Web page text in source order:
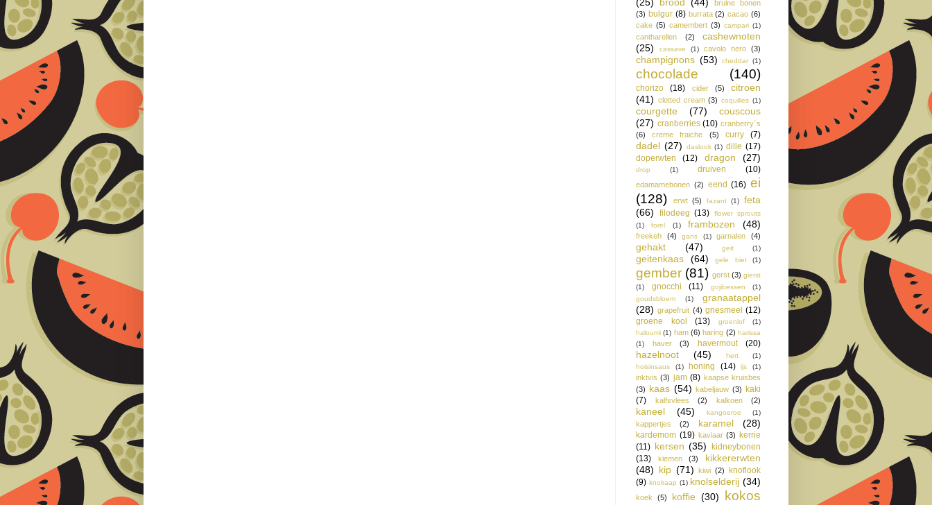
bruine bonen
(3) bulgur (8) burrata (2) cacao (6)
cake (5) camembert (3) campari (1)
cantharellen (2)
cashewnoten
(25)
cassave (1) cavolo nero (3)
champignons (53) cheddar (1)
chocolade (140)
chorizo (18) cider (5)
citroen
(41) clotted cream (3) coquilles (1)
courgette (77)
couscous
(27) cranberries (10) cranberry´s
(6)
creme fraiche (5) curry (7)
dadel (27) daslook (1) dille (17)
doperwten
(12) dragon (27)
drop (1) druiven (10)
edamamebonen (2) eend (16) ei
(128)
erwt (5) fazant (1)
feta
(66)
filodeeg (13)
flower sprouts
(1)
forel (1) frambozen (48)
freekeh (4) gans (1) garnalen (4)
gehakt (47) geit (1)
geitenkaas (64) gele biet (1)
gember (81) gerst (3) gierst
(1)
gnocchi (11) gojibessen
(1)
goudsbloem
(1)
granaatappel
(28) grapefruit (4) griesmeel (12)
groene kool
(13) groenlof
(1)
haloumi (1) ham (6) haring (2) harissa
(1)
haver (3) havermout (20)
hazelnoot (45) hert
(1)
hoisinsaus
(1) honing (14) ijs (1)
inktvis (3) jam (8) kaapse kruisbes
(3) kaas (54) kabeljauw (3) kaki
(7)
kalfsvlees (2) kalkoen (2)
kaneel (45) kangoeroe (1)
kappertjes (2) karamel (28)
kardemom (19) kaviaar (3) kerrie
(11) kersen (35) kidneybonen
(13)
kiemen (3)
kikkererwten
(48) kip (71) kiwi (2) knoflook
(9) knolraap (1) knolselderij (34)
koek (5) koffie (30)
kokos